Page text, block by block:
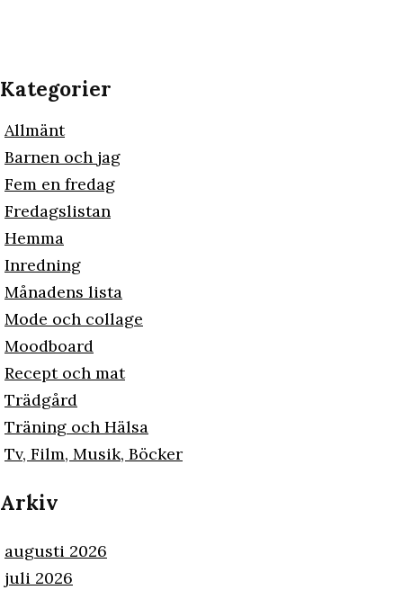
Kategorier
Allmänt
Barnen och jag
Fem en fredag
Fredagslistan
Hemma
Inredning
Månadens lista
Mode och collage
Moodboard
Recept och mat
Trädgård
Träning och Hälsa
Tv, Film, Musik, Böcker
Arkiv
augusti 2026
juli 2026